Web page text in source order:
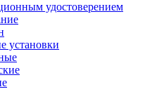
удостоверением
установки